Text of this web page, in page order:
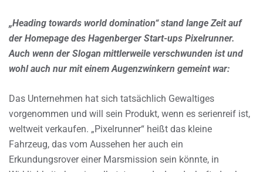
„Heading towards world domination“ stand lange Zeit auf
der Homepage des Hagenberger Start-ups Pixelrunner.
Auch wenn der Slogan mittlerweile verschwunden ist und
wohl auch nur mit einem Augenzwinkern gemeint war:
Das Unternehmen hat sich tatsächlich Gewaltiges
vorgenommen und will sein Produkt, wenn es serienreif ist,
weltweit verkaufen. „Pixelrunner“ heißt das kleine
Fahrzeug, das vom Aussehen her auch ein
Erkundungsrover einer Marsmission sein könnte, in